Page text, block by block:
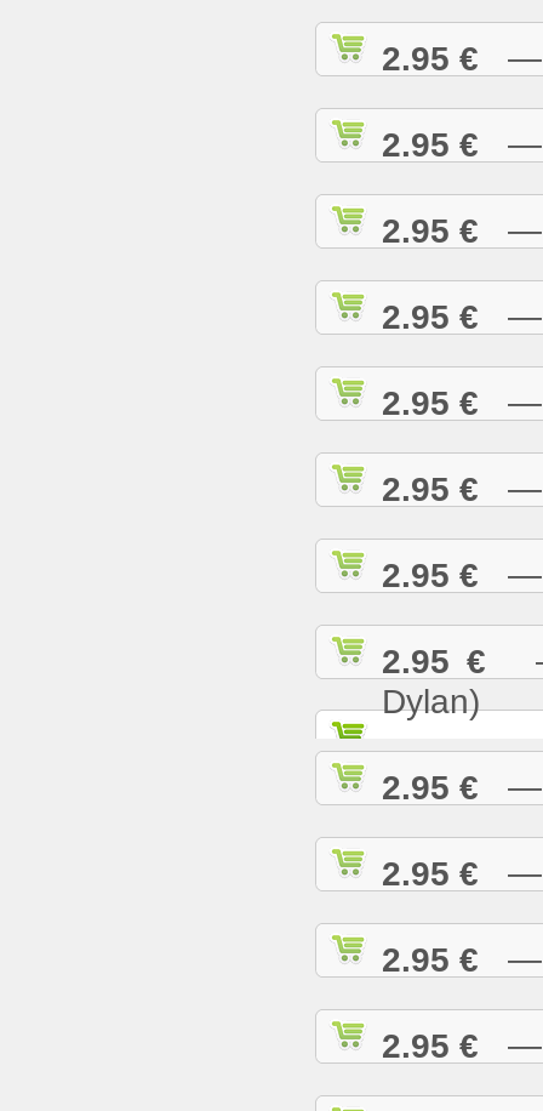
2.95 € —
2.95 € —
2.95 € —
2.95 € —
2.95 € —
2.95 € —
2.95 € —
2.95 € —
Dylan)
2.95 € —
2.95 € —
2.95 € —
2.95 € —